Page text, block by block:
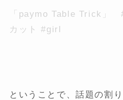
「paymo Table Trick」
カット #girl
ということで、話題の割